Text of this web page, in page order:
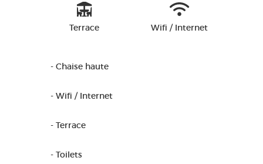
Terrace Wifi / Internet
- Chaise haute
- Wifi / Internet
- Terrace
- Toilets